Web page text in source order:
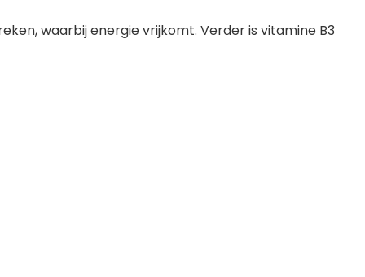
waarbij energie vrijkomt. Verder is vitamine B3